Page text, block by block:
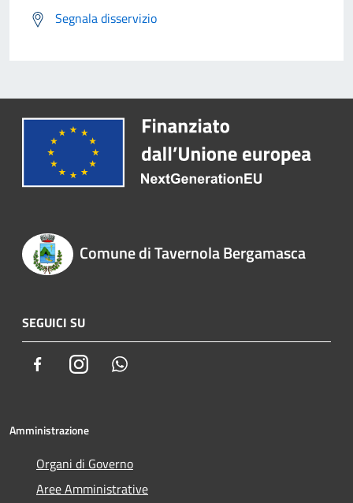
Segnala disservizio
Comune di Tavernola Bergamasca
SEGUICI SU
FacebookInstagram
Amministrazione
Organi di Governo
Aree Amministrative